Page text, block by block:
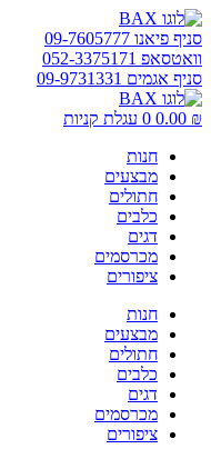
דלג
לתוכן
סניף פיאנו 09-7605777
וואטסאפ 052-3375171
סניף אגמים 09-9731331
0.00 ₪
0 עגלת קניות
חנות
מבצעים
חתולים
כלבים
דגים
מכרסמים
ציפורים
חנות
מבצעים
חתולים
כלבים
דגים
מכרסמים
ציפורים